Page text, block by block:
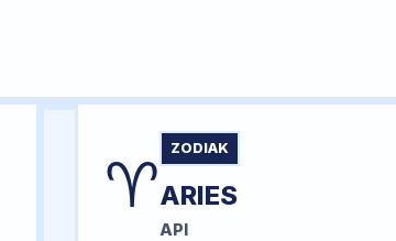
♈ ZODIAK
ARIES
API